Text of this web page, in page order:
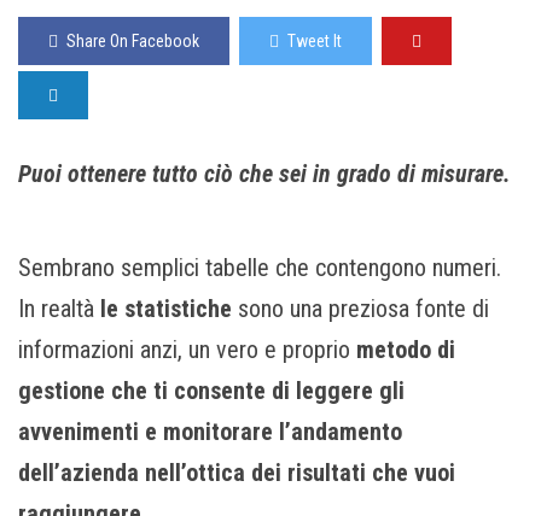
Share On Facebook Tweet It
Puoi ottenere tutto ciò che sei in grado di misurare.
Sembrano semplici tabelle che contengono numeri.
In realtà le statistiche sono una preziosa fonte di
informazioni anzi, un vero e proprio metodo di
gestione che ti consente di leggere gli
avvenimenti e monitorare l’andamento
dell’azienda nell’ottica dei risultati che vuoi